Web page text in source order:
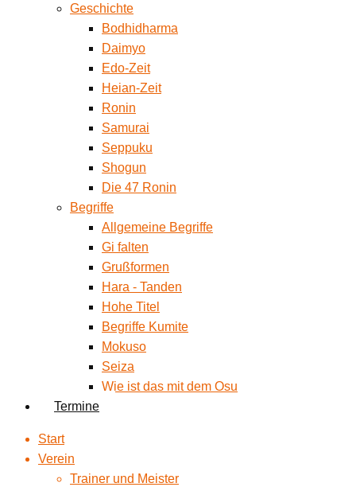
Geschichte
Bodhidharma
Daimyo
Edo-Zeit
Heian-Zeit
Ronin
Samurai
Seppuku
Shogun
Die 47 Ronin
Begriffe
Allgemeine Begriffe
Gi falten
Grußformen
Hara - Tanden
Hohe Titel
Begriffe Kumite
Mokuso
Seiza
Wie ist das mit dem Osu
Termine
Start
Verein
Trainer und Meister